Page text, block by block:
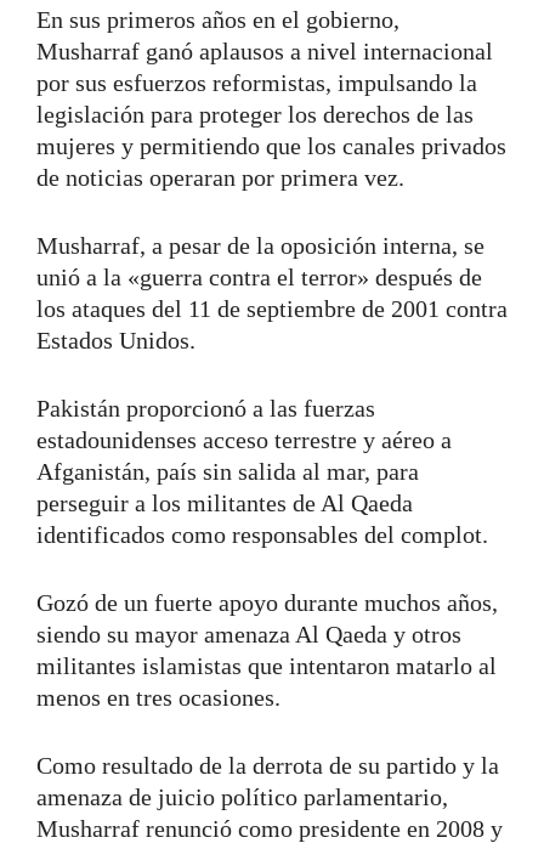
En sus primeros años en el gobierno,
Musharraf ganó aplausos a nivel internacional
por sus esfuerzos reformistas, impulsando la
legislación para proteger los derechos de las
mujeres y permitiendo que los canales privados
de noticias operaran por primera vez.
Musharraf, a pesar de la oposición interna, se
unió a la «guerra contra el terror» después de
los ataques del 11 de septiembre de 2001 contra
Estados Unidos.
Pakistán proporcionó a las fuerzas
estadounidenses acceso terrestre y aéreo a
Afganistán, país sin salida al mar, para
perseguir a los militantes de Al Qaeda
identificados como responsables del complot.
Gozó de un fuerte apoyo durante muchos años,
siendo su mayor amenaza Al Qaeda y otros
militantes islamistas que intentaron matarlo al
menos en tres ocasiones.
Como resultado de la derrota de su partido y la
amenaza de juicio político parlamentario,
Musharraf renunció como presidente en 2008 y